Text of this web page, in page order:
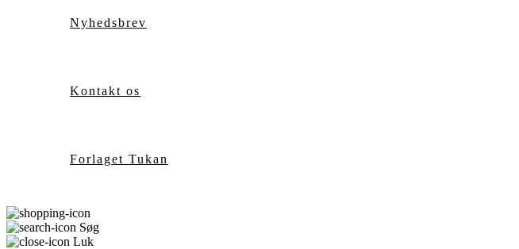
Nyhedsbrev
Kontakt os
Forlaget Tukan
Søg
Luk